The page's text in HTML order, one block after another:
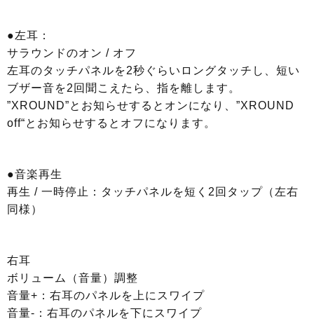
●左耳：
サラウンドのオン / オフ
左耳のタッチパネルを2秒ぐらいロングタッチし、短い
ブザー音を2回聞こえたら、指を離します。
”XROUND”とお知らせするとオンになり、”XROUND
off“とお知らせするとオフになります。
●音楽再生
再生 / 一時停止：タッチパネルを短く2回タップ（左右
同様）
右耳
ボリューム（音量）調整
音量+：右耳のパネルを上にスワイプ
音量-：右耳のパネルを下にスワイプ